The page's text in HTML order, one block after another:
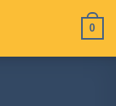
0